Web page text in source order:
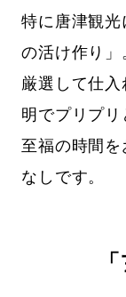
特に唐津観
の活け作り」
厳選して仕
明でプリプリ
至福の時間
なしです。